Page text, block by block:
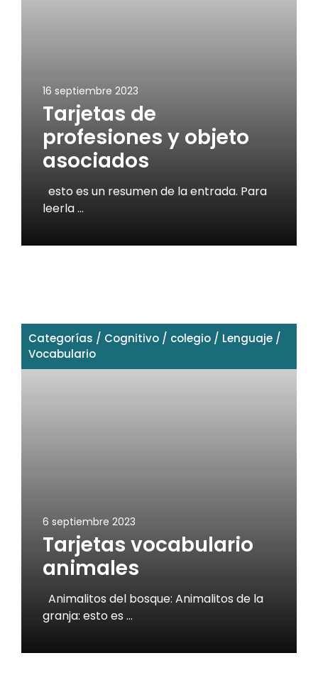
16 septiembre 2023
Tarjetas de
profesiones y objeto
asociados
esto es un resumen de la entrada. Para
leerla …
Categorías / Cognitivo / colegio / Lenguaje /
Vocabulario
6 septiembre 2023
Tarjetas vocabulario
animales
Animalitos del bosque: Animalitos de la
granja: esto es …